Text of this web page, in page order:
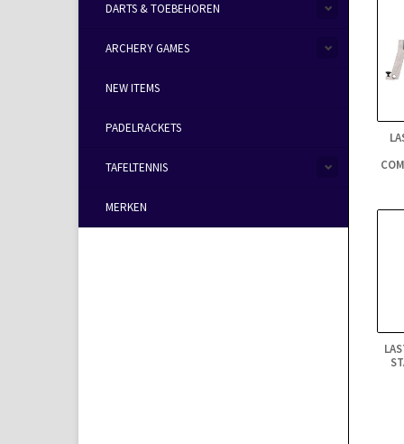
DARTS & TOEBEHOREN
ARCHERY GAMES
NEW ITEMS
PADELRACKETS
TAFELTENNIS
MERKEN